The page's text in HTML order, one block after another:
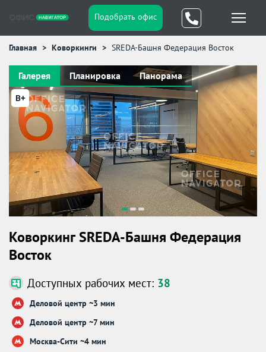
Подобрать офис
Главная Коворкинги SREDA-Башня Федерация Восток
Галерея Планировка Панорама
B+
Коворкинг SREDA-Башня Федерация
Восток
Доступных рабочих мест: 38
Деловой центр ~3 мин
Деловой центр ~7 мин
Москва-Сити ~4 мин